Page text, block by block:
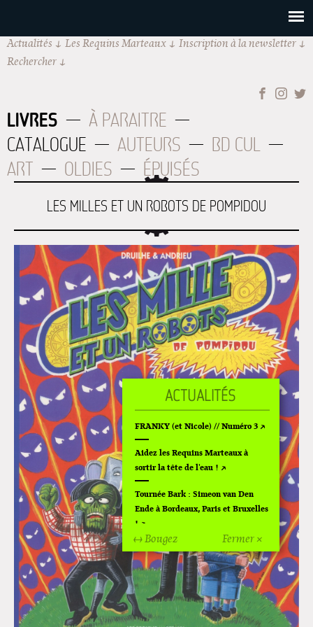
Actualités Les Requins Marteaux
Inscription à la newsletter
Rechercher
LIVRES
À PARAITRE
CATALOGUE
AUTEURS
BD CUL
ART
OLDIES ÉPUISÉS
LES MILLES ET UN ROBOTS DE POMPIDOU
Fermer ×
↔ Bougez
FRANKY (et Nicole) // Numéro 3
Aidez les Requins Marteaux à
sortir la tête de l'eau !
Tournée Bark : Simeon van Den
Ende à Bordeaux, Paris et Bruxelles
!
Off Of Off d'Angoulême 2024
Superette de noël à Pola
L'exposition de Fungirl à
Montpellier !